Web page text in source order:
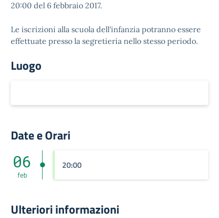
20:00 del 6 febbraio 2017.
Le iscrizioni alla scuola dell'infanzia potranno essere
effettuate presso la segretieria nello stesso periodo.
Luogo
Date e Orari
06
feb
20:00
Ulteriori informazioni